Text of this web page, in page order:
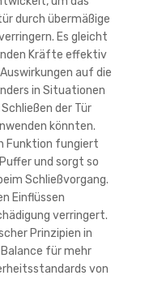
durch übermäßige
Es gleicht
Kräfte effektiv
auf die
in Situationen
der Tür
könnten.
Funktion fungiert
und sorgt so
Schließvorgang.
Einflüssen
verringert.
Prinzipien in
Balance für mehr
von